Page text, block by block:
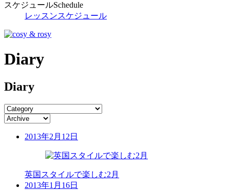
スケジュールSchedule
レッスンスケジュール
Diary
Diary
2013年2月12日
英国スタイルで楽しむ2月
2013年1月16日